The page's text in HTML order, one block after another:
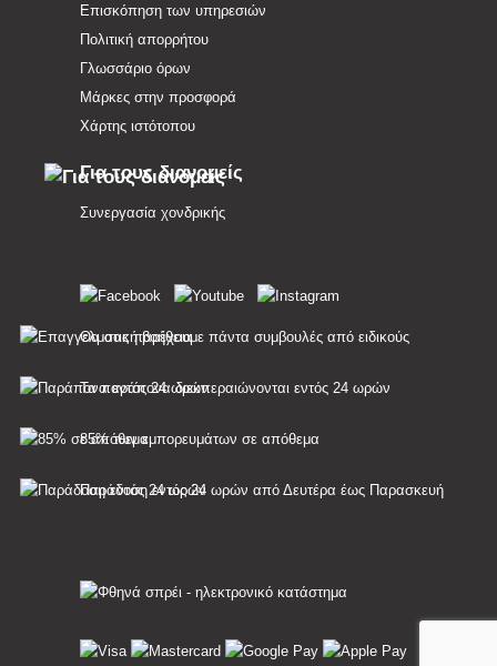
Επισκόπηση των υπηρεσιών
Πολιτική απορρήτου
Γλωσσάριο όρων
Μάρκες στην προσφορά
Χάρτης ιστότοπου
Για τους διανομείς
Συνεργασία χονδρικής
Θα σας παρέχουμε πάντα συμβουλές από ειδικούς
Τα παράπονα διεκπεραιώνονται εντός 24 ωρών
85% των εμπορευμάτων σε απόθεμα
Παράδοση εντός 24 ωρών από Δευτέρα έως Παρασκευή